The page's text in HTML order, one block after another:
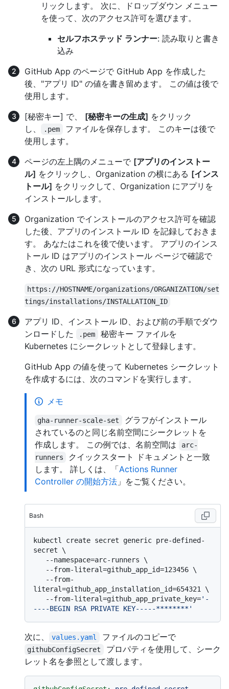
リックします。 次に、ドロップダウン メニュー
を使って、次のアクセス許可を選びます。
セルフホステッド ランナー: 読み取りと書き
込み
GitHub App のページで GitHub App を作成した
後、"アプリ ID" の値を書き留めます。 この値は後で
使用します。
[秘密キー] で、 [秘密キーの生成] をクリック
し、
.pem
ファイルを保存します。 このキーは後で
使用します。
ページの左上隅のメニューで [アプリのインストー
ル] をクリックし、Organization の横にある [インス
トール] をクリックして、Organization にアプリを
インストールします。
Organization でインストールのアクセス許可を確認
した後、アプリのインストール ID を記録しておきま
す。 あなたはこれを後で使います。 アプリのインス
トール ID はアプリのインストール ページで確認で
き、次の URL 形式になっています。
https://HOSTNAME/organizations/ORGANIZATION/set
tings/installations/INSTALLATION_ID
アプリ ID、インストール ID、および前の手順でダウ
ンロードした
.pem
秘密キー ファイルを
Kubernetes にシークレットとして登録します。
GitHub App の値を使って Kubernetes シークレット
を作成するには、次のコマンドを実行します。
メモ
gha-runner-scale-set
グラフがインストール
されているのと同じ名前空間にシークレットを
作成します。 この例では、名前空間は
arc-
runners
クイックスタート ドキュメントと一致
します。 詳しくは、「Actions Runner
Controller の開始方法 」をご覧ください。
Bash
kubectl create secret generic pre-defined-
secret \
literal=github_app_installation_id=654321 \
   --from-literal=github_app_private_key=
'-
----BEGIN RSA PRIVATE KEY-----********'
次に、 values.yaml ファイルのコピーで
githubConfigSecret
プロパティを使用して、シーク
レット名を参照として渡します。